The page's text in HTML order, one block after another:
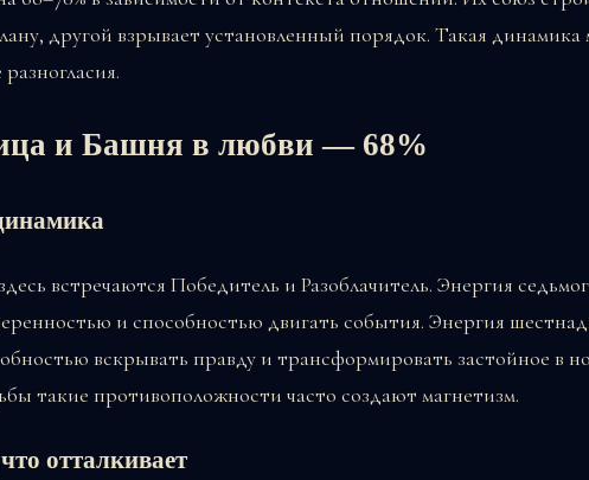
другой взрывает установленный порядок. Такая
и Башня в любви — 68%
встречаются Победитель и Разоблачитель. Энергия
и способностью двигать события. Энергия
вскрывать правду и трансформировать застойное в
такие противоположности часто создают магнетизм.
отталкивает